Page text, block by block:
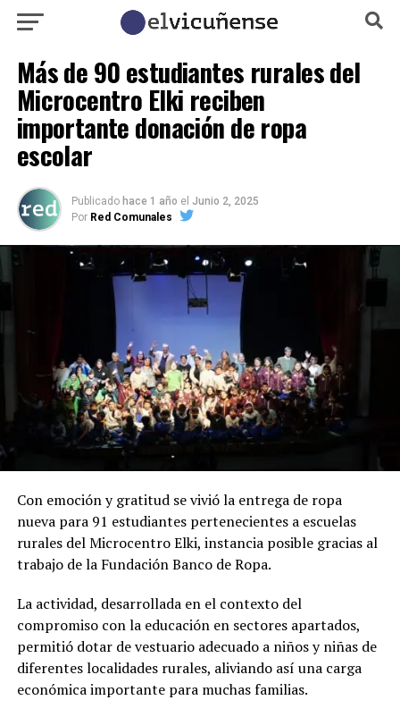
Más de 90 estudiantes rurales del
Microcentro Elki reciben
importante donación de ropa
escolar
Publicado hace 1 año el Junio 2, 2025
Por Red Comunales
Con emoción y gratitud se vivió la entrega de ropa
nueva para 91 estudiantes pertenecientes a escuelas
rurales del Microcentro Elki, instancia posible gracias al
trabajo de la Fundación Banco de Ropa.
La actividad, desarrollada en el contexto del
compromiso con la educación en sectores apartados,
permitió dotar de vestuario adecuado a niños y niñas de
diferentes localidades rurales, aliviando así una carga
económica importante para muchas familias.